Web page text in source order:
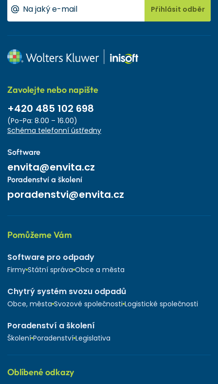
Přihlásit odběr
Zavolejte nebo napište
+420 485 102 698
(Po-Pa: 8.00 – 16.00)
Schéma telefonní ústředny
Software
envita@envita.cz
Poradenství a školení
poradenstvi@envita.cz
Pomůžeme Vám
Software pro odpady
Firmy Státní správa Obce a města
Chytrý systém svozu odpadů
Obce, města Svozové společnosti Logistické společnosti
Poradenství a školení
Školení Poradenství Legislativa
Oblíbené odkazy